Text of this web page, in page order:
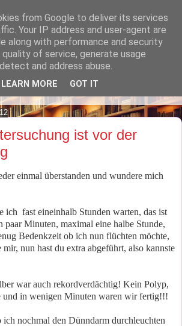
lädt Dich in ihr
ein.
und lies ein wenig über meine
ist vor der
einmal überstanden und wundere mich
ich fast eineinhalb Stunden warten, das ist
paar Minuten, maximal eine halbe Stunde,
Bedenkzeit ob ich nun flüchten möchte,
nun hast du extra abgeführt, also kannste
war auch rekordverdächtig! Kein Polyp,
und in wenigen Minuten waren wir fertig!!!
nochmal den Dünndarm durchleuchten
from Google to deliver its services
Your IP address and user-agent are
along with performance and security
of service, generate usage
and address abuse.
LEARN MORE GOT IT